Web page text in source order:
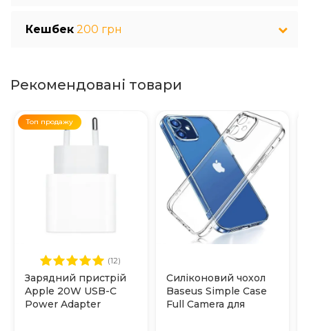
Кешбек 200 грн
Рекомендовані товари
Топ продажу
(12)
Зарядний пристрій
Apple 20W USB-C
Power Adapter
Силіконовий чохол
Baseus Simple Case
Full Camera для